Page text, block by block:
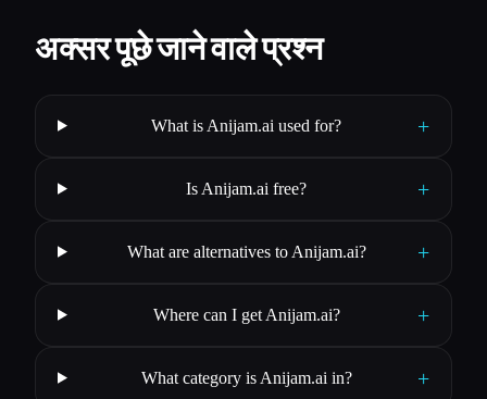
अक्सर पूछे जाने वाले प्रश्न
What is Anijam.ai used for? +
Is Anijam.ai free? +
What are alternatives to Anijam.ai? +
Where can I get Anijam.ai? +
What category is Anijam.ai in? +